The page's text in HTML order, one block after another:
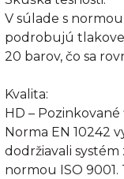
V súlade s
podrobujú
20 barov, čo sa
Kvalita:
HD –
Norma EN 10242
dodržiavali
normou ISO